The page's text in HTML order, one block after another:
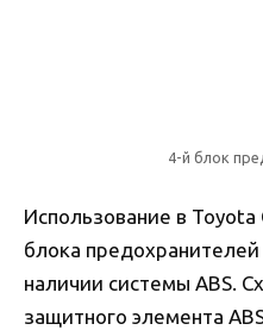
4-й блок
Использование в Toyota
блока
наличии системы ABS.
защитного элемента